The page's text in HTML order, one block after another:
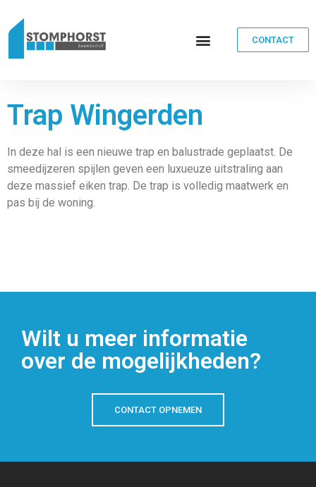
CONTACT
Trap Wingerden
In deze hal is een nieuwe trap en balustrade geplaatst. De
smeedijzeren spijlen geven een luxueuze uitstraling aan
deze massief eiken trap. De trap is volledig maatwerk en
pas bij de woning.
Wilt u meer informatie
over de mogelijkheden?
CONTACT OPNEMEN